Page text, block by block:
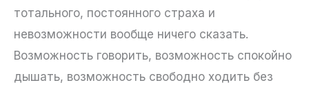
тотального, постоянного страха и
невозможности вообще ничего сказать.
Возможность говорить, возможность спокойно
дышать, возможность свободно ходить без